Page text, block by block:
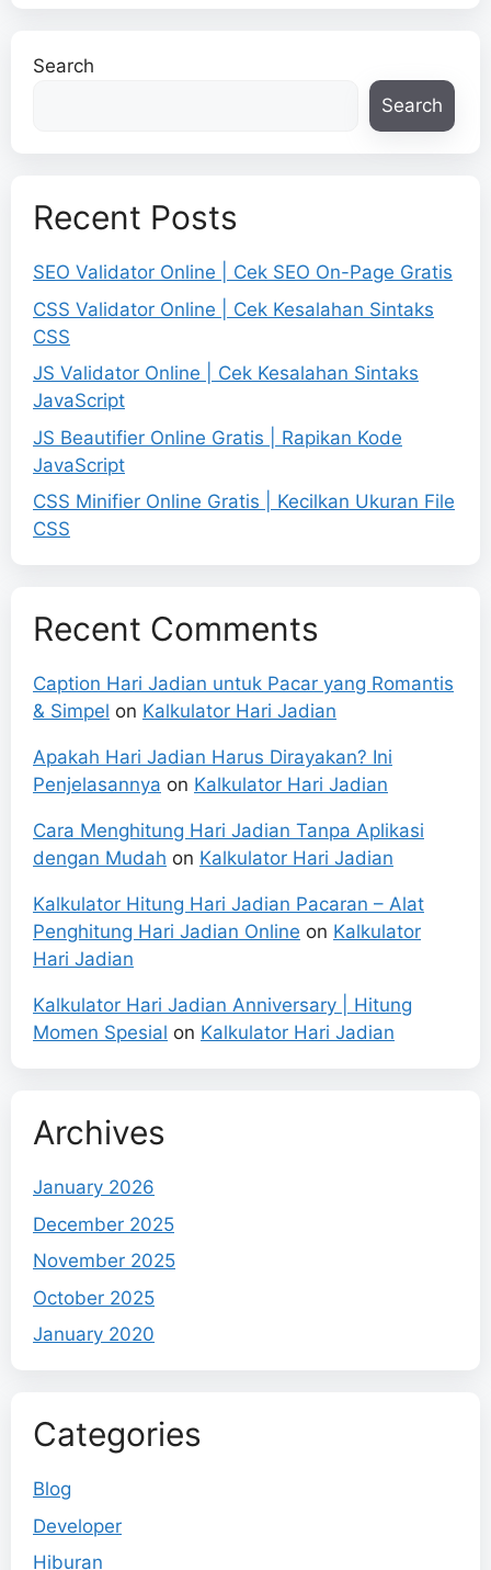
Search
Search
Recent Posts
SEO Validator Online | Cek SEO On-Page Gratis
CSS Validator Online | Cek Kesalahan Sintaks
CSS
JS Validator Online | Cek Kesalahan Sintaks
JavaScript
JS Beautifier Online Gratis | Rapikan Kode
JavaScript
CSS Minifier Online Gratis | Kecilkan Ukuran File
CSS
Recent Comments
Caption Hari Jadian untuk Pacar yang Romantis
& Simpel on Kalkulator Hari Jadian
Apakah Hari Jadian Harus Dirayakan? Ini
Penjelasannya on Kalkulator Hari Jadian
Cara Menghitung Hari Jadian Tanpa Aplikasi
dengan Mudah on Kalkulator Hari Jadian
Kalkulator Hitung Hari Jadian Pacaran – Alat
Penghitung Hari Jadian Online on Kalkulator
Hari Jadian
Kalkulator Hari Jadian Anniversary | Hitung
Momen Spesial on Kalkulator Hari Jadian
Archives
January 2026
December 2025
November 2025
October 2025
January 2020
Categories
Blog
Developer
Hiburan